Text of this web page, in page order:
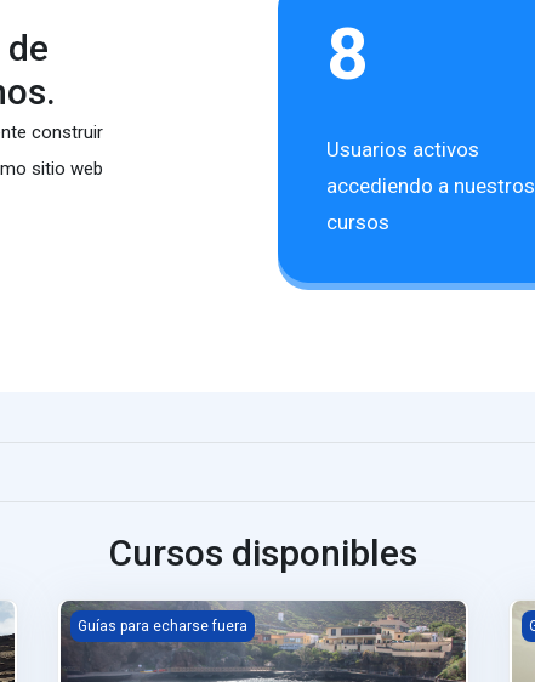
construir
sitio web
8
Usuarios activos
accediendo a nuestros
cursos
Cursos disponibles
MdM de El Hierro
Guías para echarse fuera